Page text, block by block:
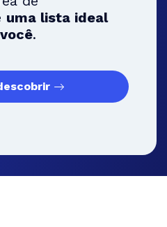
uma lista ideal
.